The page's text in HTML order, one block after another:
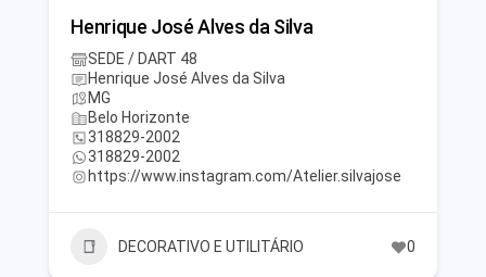
Henrique José Alves da Silva
SEDE / DART 48
Henrique José Alves da Silva
MG
Belo Horizonte
318829-2002
318829-2002
https://www.instagram.com/Atelier.silvajose
DECORATIVO E UTILITÁRIO 0